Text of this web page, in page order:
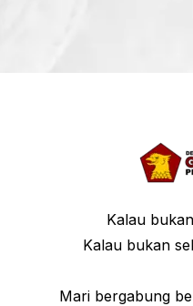
Kalau
Kalau bukan
Mari bergabung